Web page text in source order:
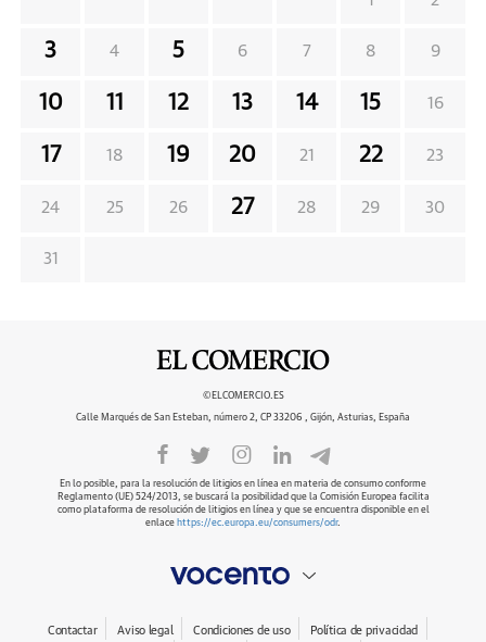
3 4 5 6 7 8 9
10 11 12 13 14 15 16
17 18 19 20 21 22 23
24 25 26 27 28 29 30
31
©ELCOMERCIO.ES
Calle Marqués de San Esteban, número 2, CP 33206 , Gijón, Asturias, España
En lo posible, para la resolución de litigios en línea en materia de consumo conforme
Reglamento (UE) 524/2013, se buscará la posibilidad que la Comisión Europea facilita
como plataforma de resolución de litigios en línea y que se encuentra disponible en el
enlace https://ec.europa.eu/consumers/odr.
Contactar Aviso legal Condiciones de uso Política de privacidad